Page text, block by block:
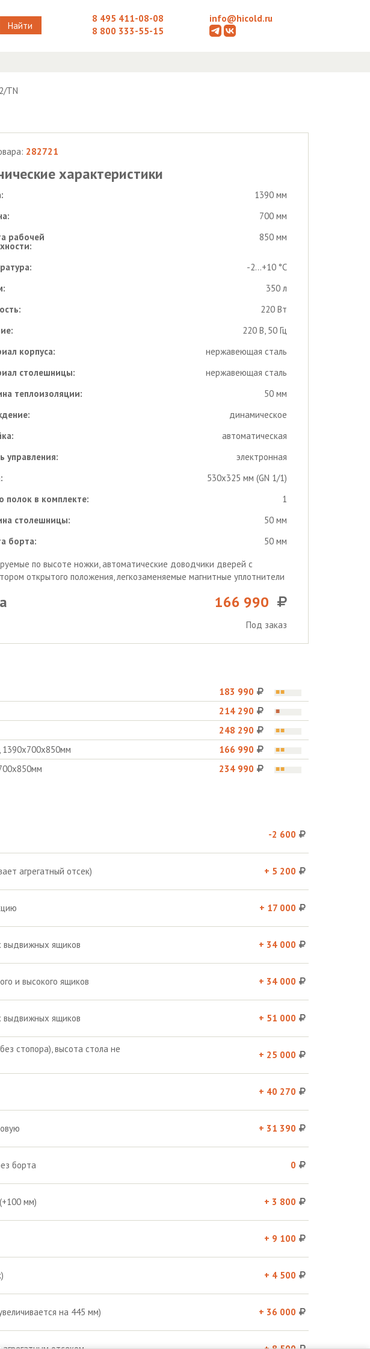
Найти
8 495 411-08-08
8 800 333-55-15
info@hicold.ru
TN
282721
характеристики
1390 мм
700 мм
рабочей
850 мм
-2...+10 °С
350 л
220 Вт
220 В, 50 Гц
корпуса:
нержавеющая сталь
столешницы:
нержавеющая сталь
теплоизоляции:
50 мм
динамическое
автоматическая
управления:
электронная
530х325 мм (GN 1/1)
полок в комплекте:
1
столешницы:
50 мм
борта:
50 мм
по высоте ножки, автоматические доводчики дверей с
открытого положения, легкозаменяемые магнитные уплотнители
166 990
Под заказ
183 990
214 290
248 290
1390х700х850мм
166 990
234 990
-2 600
агрегатный отсек) + 5 200
+ 17 000
выдвижных ящиков + 34 000
и высокого ящиков + 34 000
выдвижных ящиков + 51 000
стопора), высота стола не
+ 25 000
+ 40 270
+ 31 390
борта 0
мм) + 3 800
+ 9 100
+ 4 500
на 445 мм) + 36 000